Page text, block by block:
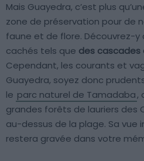
Mais Guayedra, c’est plus
zone de préservation pour de
faune et de flore. Découvrez-y
cachés tels que des cascades
Cependant, les courants et
Guayedra, soyez donc
le parc naturel de Tamadaba,
grandes forêts de lauriers des
au-dessus de la plage. Sa vue
restera gravée dans votre